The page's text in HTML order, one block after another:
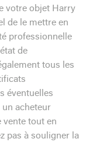
votre objet Harry
de le mettre en
professionnelle
de
tous les
éventuelles
un acheteur
vente tout en
pas à souligner la